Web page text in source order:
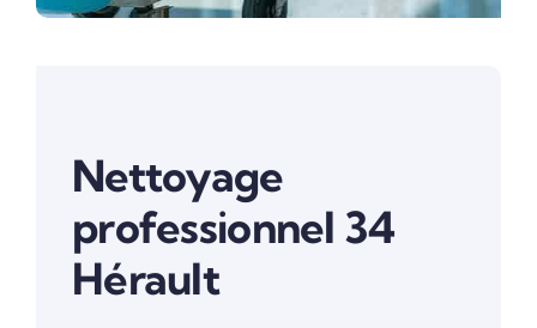
Nettoyage
professionnel 34
Hérault